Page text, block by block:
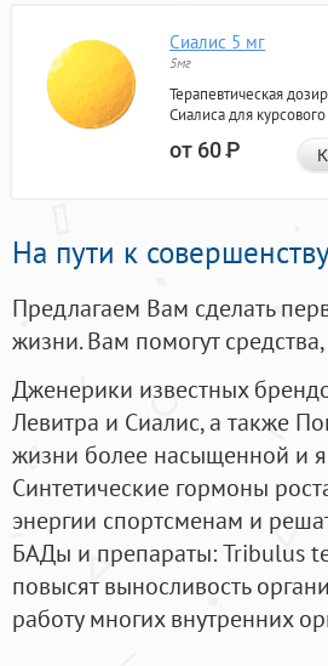
Сиалис 5 мг
5мг
Терапевтическая
Сиалиса для
от 60Р
На пути к
Предлагаем Вам сделать
жизни. Вам помогут
Дженерики известных
Левитра и Сиалис, а также
жизни более насыщенной и
Синтетические гормоны
энергии спортсменам и
БАДы и препараты:Tribulus
повысят выносливость
работу многих внутренних